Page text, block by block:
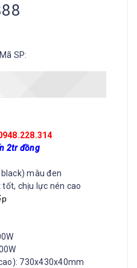
SP:
2tr đồng
màu đen
tốt, chịu lực nén cao
730x430x40mm